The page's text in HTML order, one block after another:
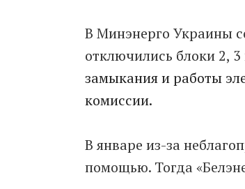
В Минэнерго Украины
отключились блоки 2,
замыкания и работы
комиссии.
В январе из-за
помощью. Тогда